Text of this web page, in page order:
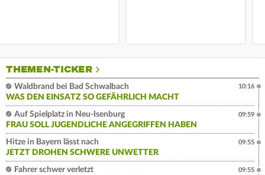
THEMEN-TICKER
Waldbrand bei Bad Schwalbach
WAS DEN EINSATZ SO GEFÄHRLICH MACHT
10:16
Auf Spielplatz in Neu-Isenburg
FRAU SOLL JUGENDLICHE ANGEGRIFFEN HABEN
09:59
Hitze in Bayern lässt nach
JETZT DROHEN SCHWERE UNWETTER
09:55
Fahrer schwer verletzt
09:55